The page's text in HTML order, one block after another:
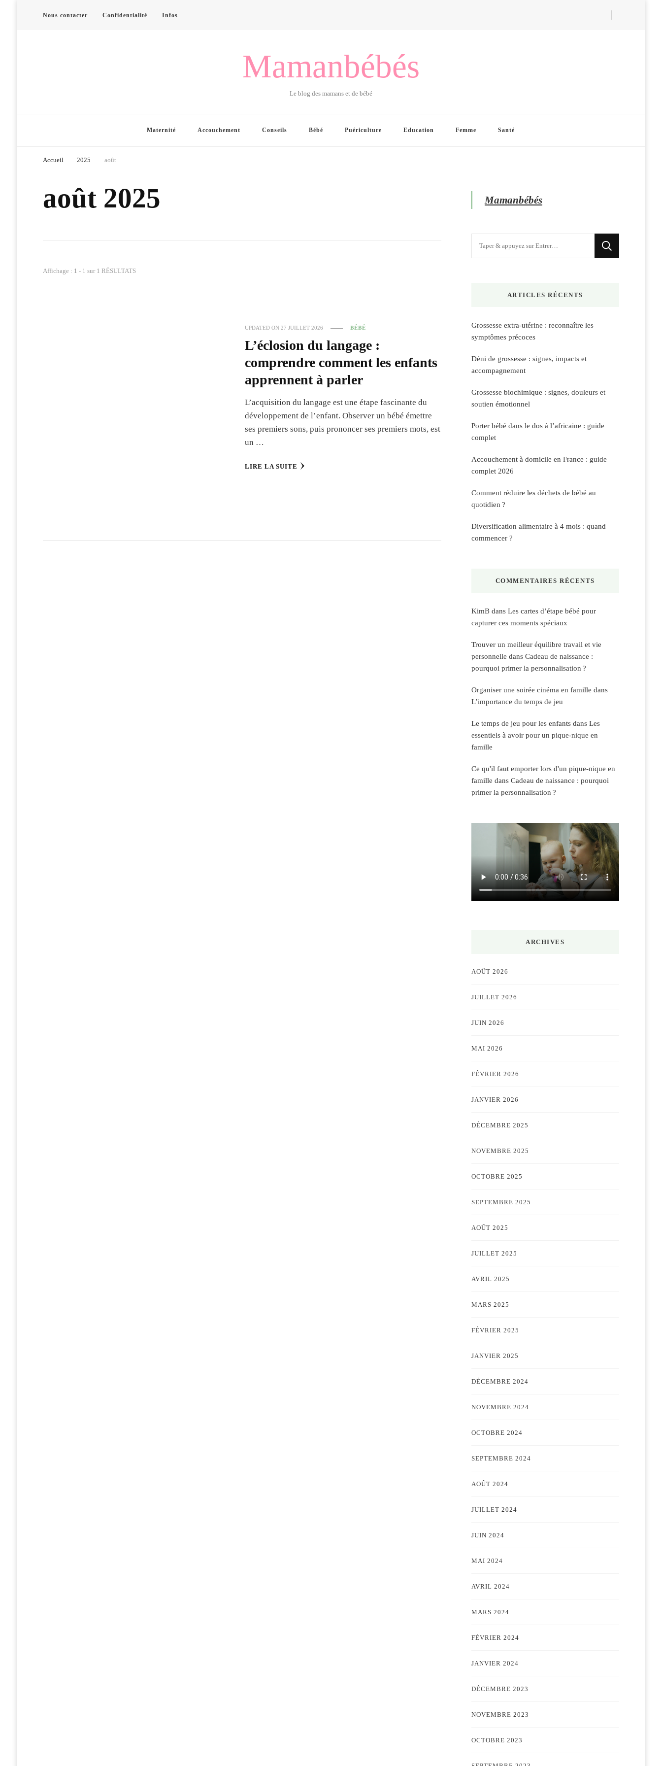
Nous contacter Confidentialité Infos
Mamanbébés
Le blog des mamans et de bébé
Maternité Accouchement Conseils Bébé Puériculture Education Femme Santé
Accueil 2025 août
août 2025
Affichage : 1 - 1 sur 1 RÉSULTATS
UPDATED ON27 JUILLET 2026 BÉBÉ
L’éclosion du langage :
comprendre comment les enfants
apprennent à parler
L’acquisition du langage est une étape fascinante du
développement de l’enfant. Observer un bébé émettre
ses premiers sons, puis prononcer ses premiers mots, est
un …
LIRE LA SUITE
Mamanbébés
ARTICLES RÉCENTS
Grossesse extra-utérine : reconnaître les
symptômes précoces
Déni de grossesse : signes, impacts et
accompagnement
Grossesse biochimique : signes, douleurs et
soutien émotionnel
Porter bébé dans le dos à l’africaine : guide
complet
Accouchement à domicile en France : guide
complet 2026
Comment réduire les déchets de bébé au
quotidien ?
Diversification alimentaire à 4 mois : quand
commencer ?
COMMENTAIRES RÉCENTS
KimBdans Les cartes d’étape bébé pour
capturer ces moments spéciaux
Trouver un meilleur équilibre travail et vie
personnelle dans Cadeau de naissance :
pourquoi primer la personnalisation ?
Organiser une soirée cinéma en famille dans
L’importance du temps de jeu
Le temps de jeu pour les enfantsdans Les
essentiels à avoir pour un pique-nique en
famille
Ce qu'il faut emporter lors d'un pique-nique en
famille dans Cadeau de naissance : pourquoi
primer la personnalisation ?
ARCHIVES
AOÛT 2026
JUILLET 2026
JUIN 2026
MAI 2026
FÉVRIER 2026
JANVIER 2026
DÉCEMBRE 2025
NOVEMBRE 2025
OCTOBRE 2025
SEPTEMBRE 2025
AOÛT 2025
JUILLET 2025
AVRIL 2025
MARS 2025
FÉVRIER 2025
JANVIER 2025
DÉCEMBRE 2024
NOVEMBRE 2024
OCTOBRE 2024
SEPTEMBRE 2024
AOÛT 2024
JUILLET 2024
JUIN 2024
MAI 2024
AVRIL 2024
MARS 2024
FÉVRIER 2024
JANVIER 2024
DÉCEMBRE 2023
NOVEMBRE 2023
OCTOBRE 2023